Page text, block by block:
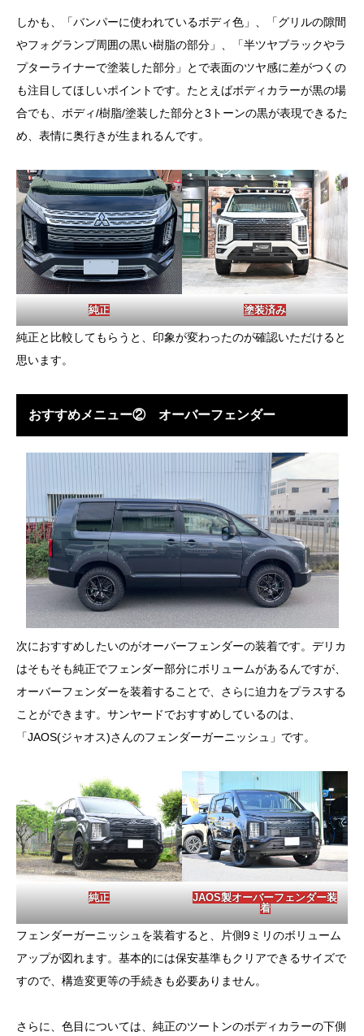
しかも、「バンパーに使われているボディ色」、「グリルの隙間
やフォグランプ周囲の黒い樹脂の部分」、「半ツヤブラックやラ
プターライナーで塗装した部分」とで表面のツヤ感に差がつくの
も注目してほしいポイントです。たとえばボディカラーが黒の場
合でも、ボディ/樹脂/塗装した部分と3トーンの黒が表現できるた
め、表情に奥行きが生まれるんです。
純正 塗装済み
純正と比較してもらうと、印象が変わったのが確認いただけると
思います。
おすすめメニュー② オーバーフェンダー
次におすすめしたいのがオーバーフェンダーの装着です。デリカ
はそもそも純正でフェンダー部分にボリュームがあるんですが、
オーバーフェンダーを装着することで、さらに迫力をプラスする
ことができます。サンヤードでおすすめしているのは、
「JAOS(ジャオス)さんのフェンダーガーニッシュ」です。
純正
JAOS製オーバーフェンダー装
着
フェンダーガーニッシュを装着すると、片側9ミリのボリューム
アップが図れます。基本的には保安基準もクリアできるサイズで
すので、構造変更等の手続きも必要ありません。
さらに、色目については、純正のツートンのボディカラーの下側